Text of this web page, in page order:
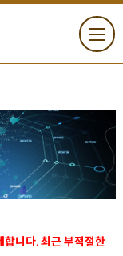
합니다. 최근 부적절한